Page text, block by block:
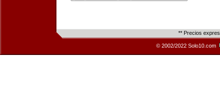
** Precios
© 2002/2022 Solo10.com